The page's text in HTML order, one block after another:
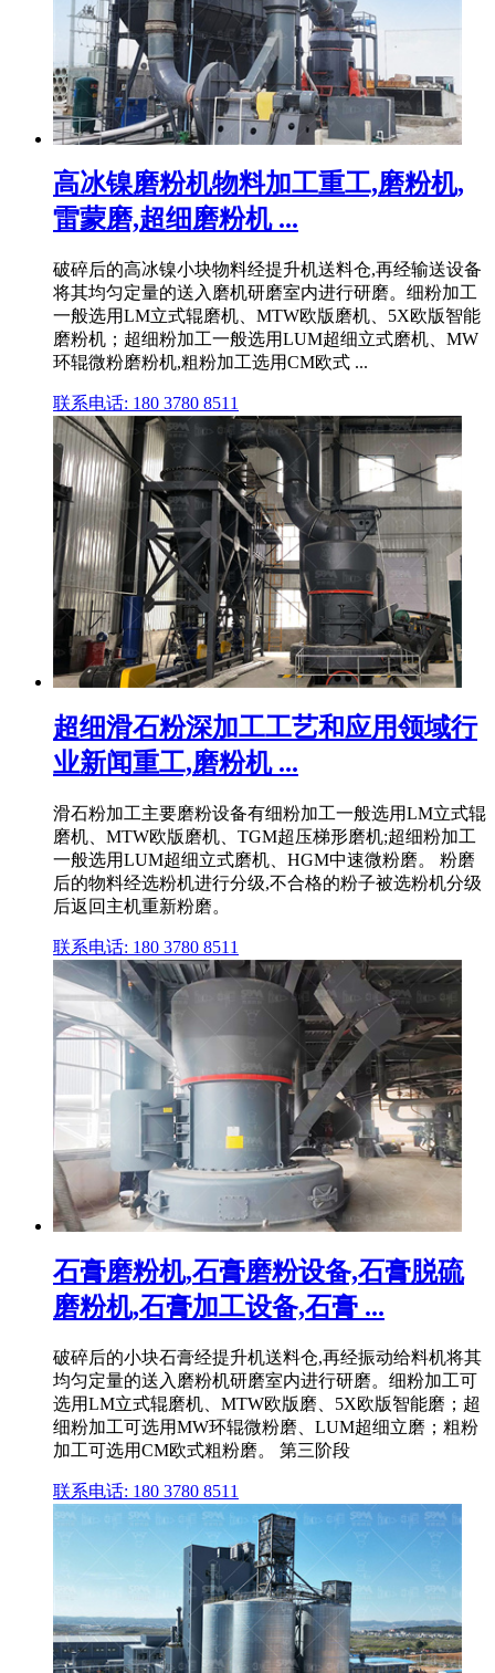
高冰镍磨粉机物料加工重工,磨粉机,
雷蒙磨,超细磨粉机 ...
破碎后的高冰镍小块物料经提升机送料仓,再经输送设备
将其均匀定量的送入磨机研磨室内进行研磨。细粉加工
一般选用LM立式辊磨机、MTW欧版磨机、5X欧版智能
磨粉机；超细粉加工一般选用LUM超细立式磨机、MW
环辊微粉磨粉机,粗粉加工选用CM欧式 ...
联系电话: 180 3780 8511
超细滑石粉深加工工艺和应用领域行
业新闻重工,磨粉机 ...
滑石粉加工主要磨粉设备有细粉加工一般选用LM立式辊
磨机、MTW欧版磨机、TGM超压梯形磨机;超细粉加工
一般选用LUM超细立式磨机、HGM中速微粉磨。 粉磨
后的物料经选粉机进行分级,不合格的粉子被选粉机分级
后返回主机重新粉磨。
联系电话: 180 3780 8511
石膏磨粉机,石膏磨粉设备,石膏脱硫
磨粉机,石膏加工设备,石膏 ...
破碎后的小块石膏经提升机送料仓,再经振动给料机将其
均匀定量的送入磨粉机研磨室内进行研磨。细粉加工可
选用LM立式辊磨机、MTW欧版磨、5X欧版智能磨；超
细粉加工可选用MW环辊微粉磨、LUM超细立磨；粗粉
加工可选用CM欧式粗粉磨。 第三阶段
联系电话: 180 3780 8511